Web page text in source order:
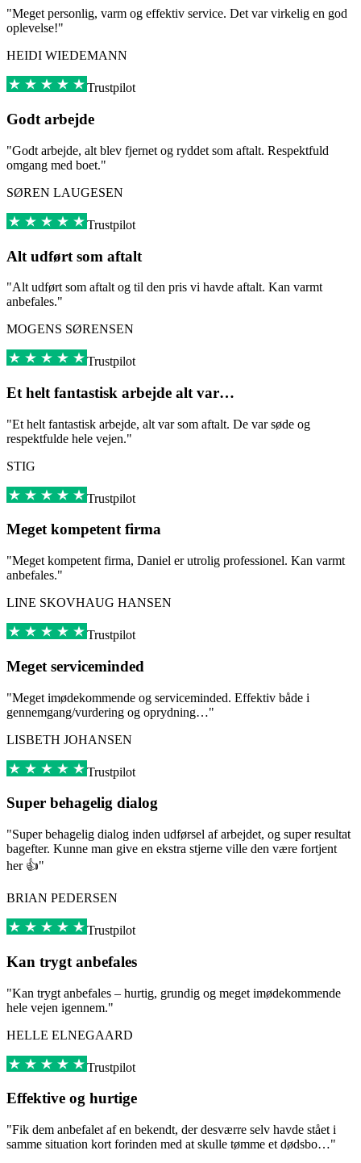
"Meget personlig, varm og effektiv service. Det var virkelig en god
oplevelse!"
HEIDI WIEDEMANN
Trustpilot
Godt arbejde
"Godt arbejde, alt blev fjernet og ryddet som aftalt. Respektfuld
omgang med boet."
SØREN LAUGESEN
Trustpilot
Alt udført som aftalt
"Alt udført som aftalt og til den pris vi havde aftalt. Kan varmt
anbefales."
MOGENS SØRENSEN
Trustpilot
Et helt fantastisk arbejde alt var…
"Et helt fantastisk arbejde, alt var som aftalt. De var søde og
respektfulde hele vejen."
STIG
Trustpilot
Meget kompetent firma
"Meget kompetent firma, Daniel er utrolig professionel. Kan varmt
anbefales."
LINE SKOVHAUG HANSEN
Trustpilot
Meget serviceminded
"Meget imødekommende og serviceminded. Effektiv både i
gennemgang/vurdering og oprydning…"
LISBETH JOHANSEN
Trustpilot
Super behagelig dialog
"Super behagelig dialog inden udførsel af arbejdet, og super resultat
bagefter. Kunne man give en ekstra stjerne ville den være fortjent
her 👍"
BRIAN PEDERSEN
Trustpilot
Kan trygt anbefales
"Kan trygt anbefales – hurtig, grundig og meget imødekommende
hele vejen igennem."
HELLE ELNEGAARD
Trustpilot
Effektive og hurtige
"Fik dem anbefalet af en bekendt, der desværre selv havde stået i
samme situation kort forinden med at skulle tømme et dødsbo…"